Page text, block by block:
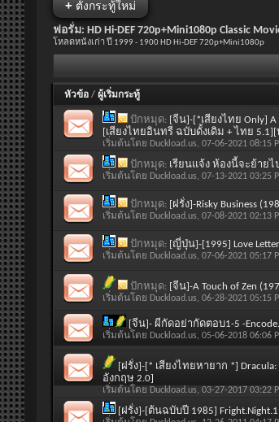
+ ตั้งกระทู้ใหม่
ฟอรั่ม: HD Hi-DEF 720p+Mini1080p Classic
โหลดหนังเก่า ปี 1999 - 1900 HD Hi-DEF 720p+Mini1080p
หัวข้อ / ผู้เริ่มกระทู้
ปักหมุด: [จีน]-[*เสียงไทย Only] A
[เสียงไทยอินทรี ฉบับดั้งเดิม + ไทย
เริ่มต้นโดย Duckload.us, 07-06-2021 08:15
ปักหมุด: เรียนแจ้ง ห้องนี้จะย้ายไป
เริ่มต้นโดย Duckload.us, 07-13-2021 03:25
ปักหมุด: [ฝรั่ง]-Risky Business
เริ่มต้นโดย Duckload.us, 07-08-2021 02:13
ปักหมุด: [ญี่ปุ่น]-[1995] Love
เริ่มต้นโดย Duckload.us, 07-06-2021 05:17
ปักหมุด: [จีน]-A Touch of Zen
เริ่มต้นโดย Duckload.us, 06-28-2021 05:15
[จีน]- ผีกัดอย่ากัดตอบ1-5 -
เริ่มต้นโดย Duckload.us, 05-06-2018 06:06
[ฝรั่ง]-[* เสียงไทยหายาก *] Dracula:
อังกฤษ 2.0]
เริ่มต้นโดย Duckload.us, 03-27-2017 03:22
[ฝรั่ง]-[ต้นฉบับปี 1985]